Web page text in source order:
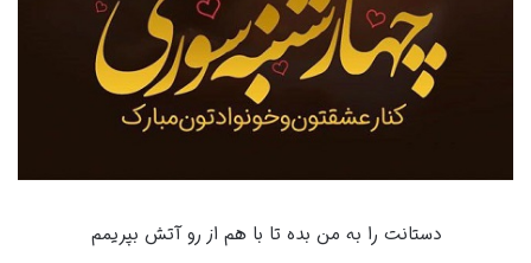
دستانت را به من بده تا با هم از رو آتش بپریمم